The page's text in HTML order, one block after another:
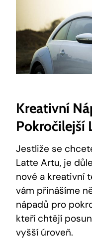
Kreativní
Pokročilejší
Jestliže se
Latte Artu, je
nové a kreativní
vám přinášíme
nápadů pro
kteří chtějí
vyšší úroveň.